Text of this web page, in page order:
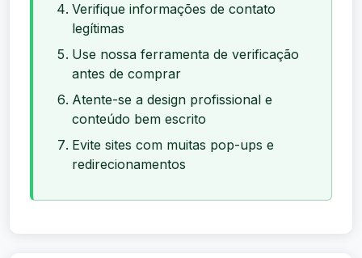
Verifique informações de contato
legítimas
Use nossa ferramenta de verificação
antes de comprar
Atente-se a design profissional e
conteúdo bem escrito
Evite sites com muitas pop-ups e
redirecionamentos